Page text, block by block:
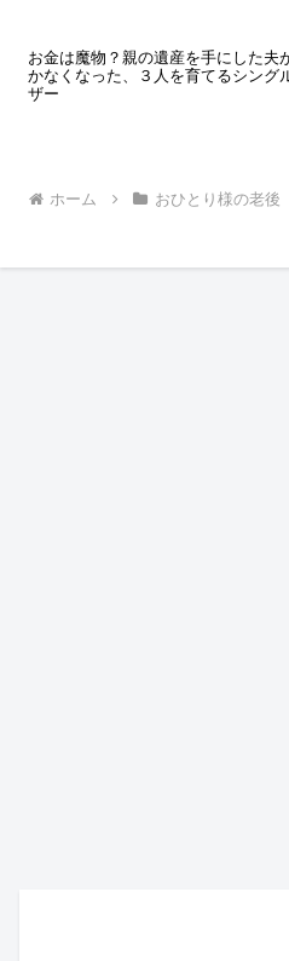
お金は魔物？親の遺産を手にした夫
かなくなった、３人を育てるシング
ザー
ホーム おひとり様の老後